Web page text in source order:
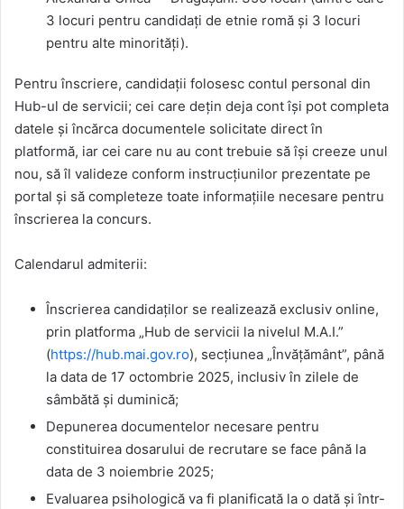
3 locuri pentru candidați de etnie romă și 3 locuri
pentru alte minorități).
Pentru înscriere, candidații folosesc contul personal din
Hub-ul de servicii; cei care dețin deja cont își pot completa
datele și încărca documentele solicitate direct în
platformă, iar cei care nu au cont trebuie să își creeze unul
nou, să îl valideze conform instrucțiunilor prezentate pe
portal și să completeze toate informațiile necesare pentru
înscrierea la concurs.
Calendarul admiterii:
Înscrierea candidaților se realizează exclusiv online,
prin platforma „Hub de servicii la nivelul M.A.I.”
(https://hub.mai.gov.ro), secțiunea „Învățământ”, până
la data de 17 octombrie 2025, inclusiv în zilele de
sâmbătă și duminică;
Depunerea documentelor necesare pentru
constituirea dosarului de recrutare se face până la
data de 3 noiembrie 2025;
Evaluarea psihologică va fi planificată la o dată și într-